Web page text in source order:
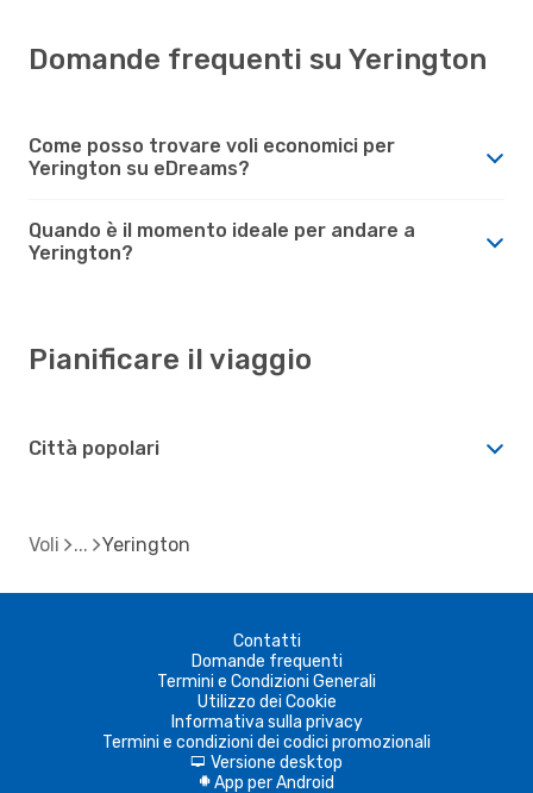
Domande frequenti su Yerington
Come posso trovare voli economici per
Yerington su eDreams?
Quando è il momento ideale per andare a
Yerington?
Pianificare il viaggio
Città popolari
Voli Yerington
Contatti
Domande frequenti
Termini e Condizioni Generali
Utilizzo dei Cookie
Informativa sulla privacy
Termini e condizioni dei codici promozionali
d Versione desktop
A App per Android